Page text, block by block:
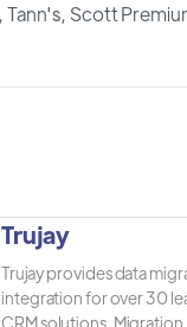
Scott
Trujay
Trujay provides data
integration for over 30
CRM solutions. Migration